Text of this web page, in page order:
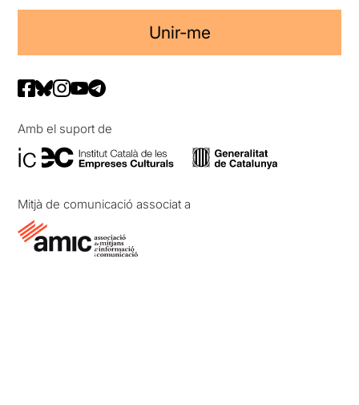
Unir-me
Amb el suport de
Mitjà de comunicació associat a